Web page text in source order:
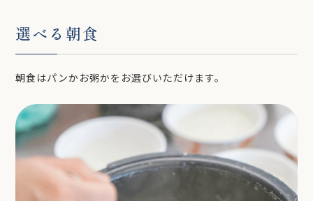
選べる朝食
朝食はパンかお粥かをお選びいただけます。